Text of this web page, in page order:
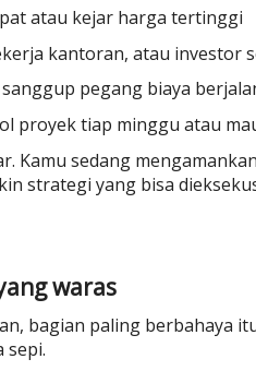
atau kejar harga tertinggi
kantoran, atau investor
pegang biaya
proyek tiap minggu atau
Kamu sedang
strategi yang bisa
waras
bagian paling berbahaya
sepi.